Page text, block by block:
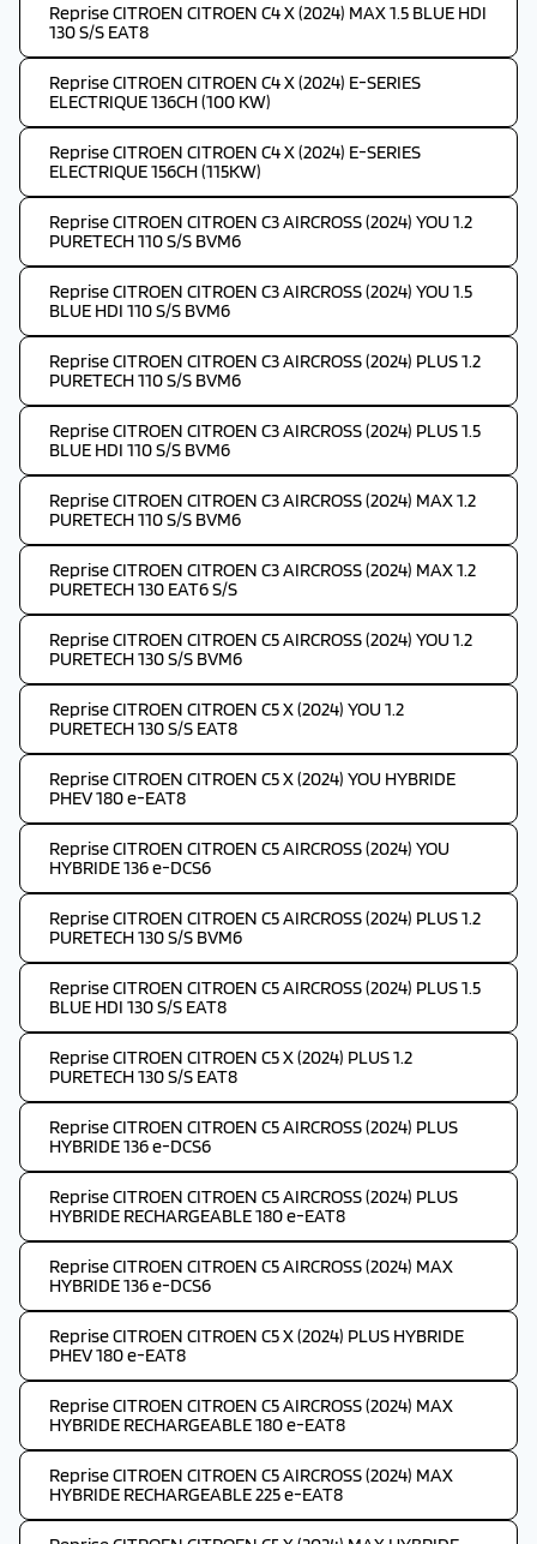
Reprise CITROEN CITROEN C4 X (2024) MAX 1.5 BLUE HDI
130 S/S EAT8
Reprise CITROEN CITROEN C4 X (2024) E-SERIES
ELECTRIQUE 136CH (100 KW)
Reprise CITROEN CITROEN C4 X (2024) E-SERIES
ELECTRIQUE 156CH (115KW)
Reprise CITROEN CITROEN C3 AIRCROSS (2024) YOU 1.2
PURETECH 110 S/S BVM6
Reprise CITROEN CITROEN C3 AIRCROSS (2024) YOU 1.5
BLUE HDI 110 S/S BVM6
Reprise CITROEN CITROEN C3 AIRCROSS (2024) PLUS 1.2
PURETECH 110 S/S BVM6
Reprise CITROEN CITROEN C3 AIRCROSS (2024) PLUS 1.5
BLUE HDI 110 S/S BVM6
Reprise CITROEN CITROEN C3 AIRCROSS (2024) MAX 1.2
PURETECH 110 S/S BVM6
Reprise CITROEN CITROEN C3 AIRCROSS (2024) MAX 1.2
PURETECH 130 EAT6 S/S
Reprise CITROEN CITROEN C5 AIRCROSS (2024) YOU 1.2
PURETECH 130 S/S BVM6
Reprise CITROEN CITROEN C5 X (2024) YOU 1.2
PURETECH 130 S/S EAT8
Reprise CITROEN CITROEN C5 X (2024) YOU HYBRIDE
PHEV 180 e-EAT8
Reprise CITROEN CITROEN C5 AIRCROSS (2024) YOU
HYBRIDE 136 e-DCS6
Reprise CITROEN CITROEN C5 AIRCROSS (2024) PLUS 1.2
PURETECH 130 S/S BVM6
Reprise CITROEN CITROEN C5 AIRCROSS (2024) PLUS 1.5
BLUE HDI 130 S/S EAT8
Reprise CITROEN CITROEN C5 X (2024) PLUS 1.2
PURETECH 130 S/S EAT8
Reprise CITROEN CITROEN C5 AIRCROSS (2024) PLUS
HYBRIDE 136 e-DCS6
Reprise CITROEN CITROEN C5 AIRCROSS (2024) PLUS
HYBRIDE RECHARGEABLE 180 e-EAT8
Reprise CITROEN CITROEN C5 AIRCROSS (2024) MAX
HYBRIDE 136 e-DCS6
Reprise CITROEN CITROEN C5 X (2024) PLUS HYBRIDE
PHEV 180 e-EAT8
Reprise CITROEN CITROEN C5 AIRCROSS (2024) MAX
HYBRIDE RECHARGEABLE 180 e-EAT8
Reprise CITROEN CITROEN C5 AIRCROSS (2024) MAX
HYBRIDE RECHARGEABLE 225 e-EAT8